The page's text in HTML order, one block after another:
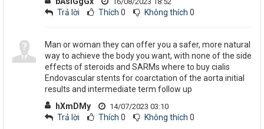
Trả lời Thích 0 Không thích 0
Man or woman they can offer you a safer, more natural
way to achieve the body you want, with none of the side
effects of steroids and SARMs where to buy cialis
Endovascular stents for coarctation of the aorta initial
results and intermediate term follow up
hXmDMy
14/07/2023 03:10
Trả lời Thích 0 Không thích 0